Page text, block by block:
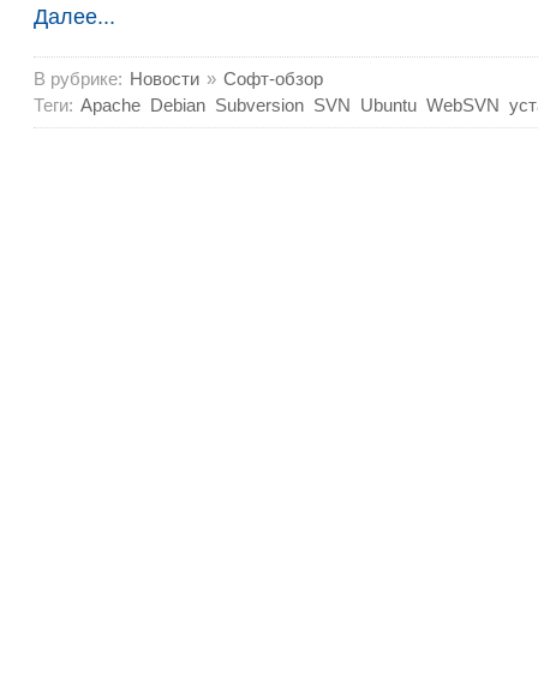
Далее...
В рубрике: Новости » Софт-обзор
Теги: Apache Debian Subversion SVN Ubuntu WebSVN